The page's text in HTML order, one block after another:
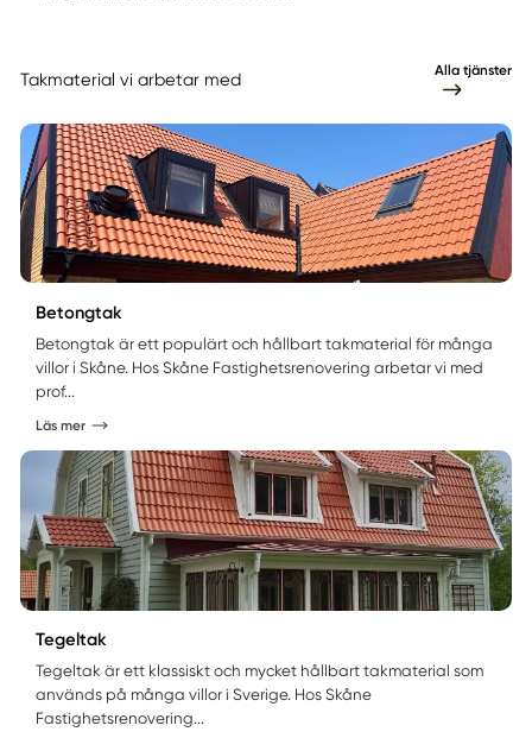
Takmaterial vi arbetar med Alla tjänster
Betongtak
Betongtak är ett populärt och hållbart takmaterial för många
villor i Skåne. Hos Skåne Fastighetsrenovering arbetar vi med
prof...
Läs mer
Tegeltak
Tegeltak är ett klassiskt och mycket hållbart takmaterial som
används på många villor i Sverige. Hos Skåne
Fastighetsrenovering...